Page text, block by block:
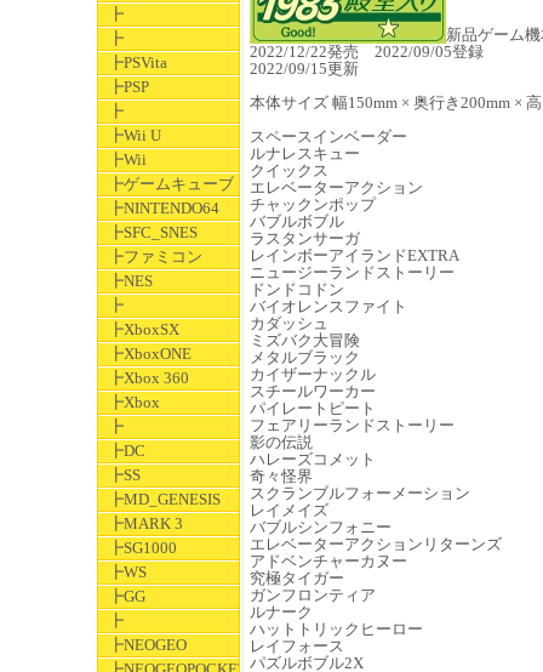
┣
┣
┣PSVita
┣PSP
┣
┣Wii U
┣Wii
┣ゲームキューブ
┣NINTENDO64
┣SFC_SNES
┣ファミコン
┣NES
┣
┣XboxSX
┣XboxONE
┣Xbox 360
┣Xbox
┣
┣DC
┣SS
┣MD_GENESIS
┣MARK 3
┣SG1000
┣WS
┣GG
┣
┣NEOGEO
新品ゲーム
2022/12/22発売 2022/09/05登録
2022/09/15更新
本体サイズ 幅150mm × 奥行き200mm ×
スペースインベーダー
ルナレスキュー
クイックス
エレベーターアクション
チャックンポップ
バブルボブル
ラスタンサーガ
レインボーアイランドEXTRA
ニュージーランドストーリー
ドンドコドン
バイオレンスファイト
カダッシュ
ミズバク大冒険
メタルブラック
カイザーナックル
スチールワーカー
パイレートピート
フェアリーランドストーリー
影の伝説
ハレーズコメット
奇々怪界
スクランブルフォーメーション
レイメイズ
バブルシンフォニー
エレベーターアクションリターンズ
アドベンチャーカヌー
究極タイガー
ガンフロンティア
ルナーク
ハットトリックヒーロー
レイフォース
パズルボブル2X